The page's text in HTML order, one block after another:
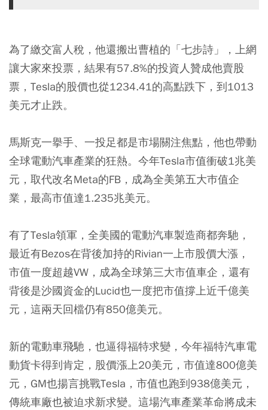
為了繳交富人稅，他還搬出曹植的「七步詩」，上網
讓大家來投票，結果有57.8%的投資人贊成他賣股
票，Tesla的股價也從1234.41的高點跌下，到1013
美元才止跌。
馬斯克一擧手、一投足都是市場關注焦點，他也帶動
全球電動汽車產業的狂熱。今年Tesla市值衝破1兆美
元，取代改名Meta的FB，成為全美第五大巿值企
業，最高市值達1.235兆美元。
有了Tesla領軍，全美國的電動汽車製造商都奔馳，
最近有Bezos在背後加持的Rivian一上市股價大漲，
市值一度超越VW，成為全球第三大市值車企，還有
背後是沙國資金的Lucid也一度把市值撐上近千億美
元，這兩天回檔仍有850億美元。
新的電動車飛馳，也逼得福特求變，今年福特汽車電
動貨卡得到肯定，股價漲上20美元，市值達800億美
元，GM也揚言挑戰Tesla，市值也跑到938億美元，
傳統車廠也被迫求新求變。這場汽車產業革命將成未